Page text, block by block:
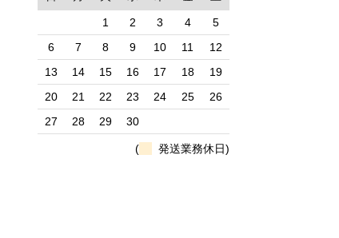
1 2 3 4
5
6
7 8 9 10 11
12
13
14 15 16 17 18
19
20
21 22 23 24 25
26
27
28 29 30
( 発送業務休日)